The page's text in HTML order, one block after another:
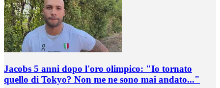
Jacobs 5 anni dopo l'oro olimpico: "Io tornato
quello di Tokyo? Non me ne sono mai andato..."